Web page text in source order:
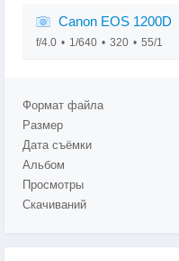
Canon EOS 1200D
f/4.0 1/640 320 55/1
Формат файла
Размер
Дата съёмки
Альбом
Просмотры
Скачиваний